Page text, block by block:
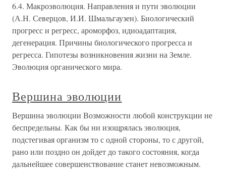
6.4. Макроэволюция. Направления и пути эволюции
(А.Н. Северцов, И.И. Шмальгаузен). Биологический
прогресс и регресс, ароморфоз, идиоадаптация,
дегенерация. Причины биологического прогресса и
регресса. Гипотезы возникновения жизни на Земле.
Эволюция органического мира.
Вершина эволюции
Вершина эволюции Возможности любой конструкции не
беспредельны. Как бы ни изощрялась эволюция,
подстегивая организм то с одной стороны, то с другой,
рано или поздно он дойдет до такого состояния, когда
дальнейшее совершенствование станет невозможным.